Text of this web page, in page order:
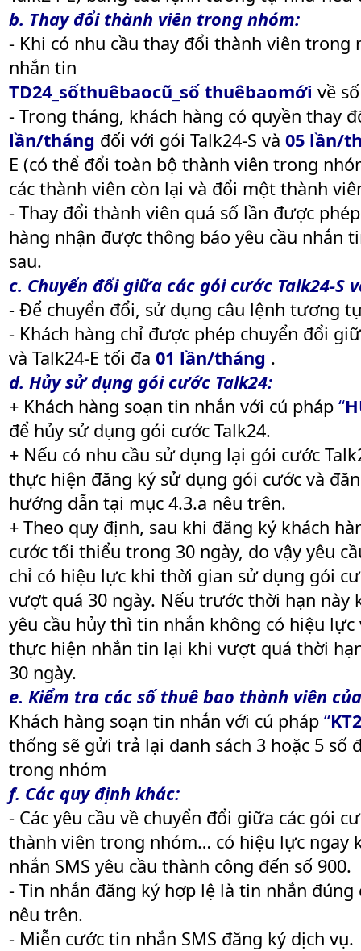
b. Thay đổi thành viên trong nhóm:
- Khi có nhu cầu thay đổi thành viên trong
nhắn tin
TD24_sốthuêbaocũ_số thuêbaomới về
- Trong tháng, khách hàng có quyền thay
lần/tháng đối với gói Talk24-S và 05 lần/
E (có thể đổi toàn bộ thành viên trong
các thành viên còn lại và đổi một thành
- Thay đổi thành viên quá số lần được
hàng nhận được thông báo yêu cầu nhắn
sau.
c. Chuyển đổi giữa các gói cước Talk24-S
- Để chuyển đổi, sử dụng câu lệnh tương
- Khách hàng chỉ được phép chuyển đổi
và Talk24-E tối đa 01 lần/tháng .
d. Hủy sử dụng gói cước Talk24:
+ Khách hàng soạn tin nhắn với cú pháp “
để hủy sử dụng gói cước Talk24.
+ Nếu có nhu cầu sử dụng lại gói cước
thực hiện đăng ký sử dụng gói cước và
hướng dẫn tại mục 4.3.a nêu trên.
+ Theo quy định, sau khi đăng ký khách
cước tối thiểu trong 30 ngày, do vậy yêu
chỉ có hiệu lực khi thời gian sử dụng gói
vượt quá 30 ngày. Nếu trước thời hạn này
yêu cầu hủy thì tin nhắn không có hiệu lực
thực hiện nhắn tin lại khi vượt quá thời
30 ngày.
e. Kiểm tra các số thuê bao thành viên
Khách hàng soạn tin nhắn với cú pháp “
thống sẽ gửi trả lại danh sách 3 hoặc 5 số
trong nhóm
f. Các quy định khác:
- Các yêu cầu về chuyển đổi giữa các gói
thành viên trong nhóm… có hiệu lực ngay
nhắn SMS yêu cầu thành công đến số 900.
- Tin nhắn đăng ký hợp lệ là tin nhắn
nêu trên.
- Miễn cước tin nhắn SMS đăng ký dịch vụ.